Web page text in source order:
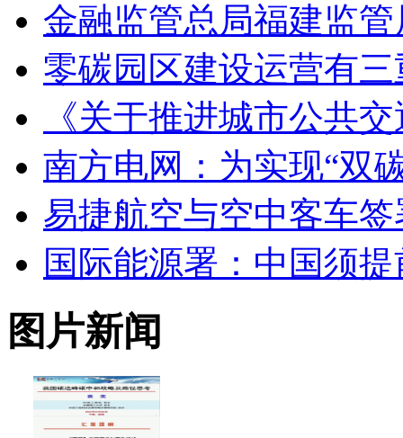
金融监管总局福建监
零碳园区建设运营有
《关于推进城市公共
南方电网：为实现“双
易捷航空与空中客车
国际能源署：中国须
图片新闻